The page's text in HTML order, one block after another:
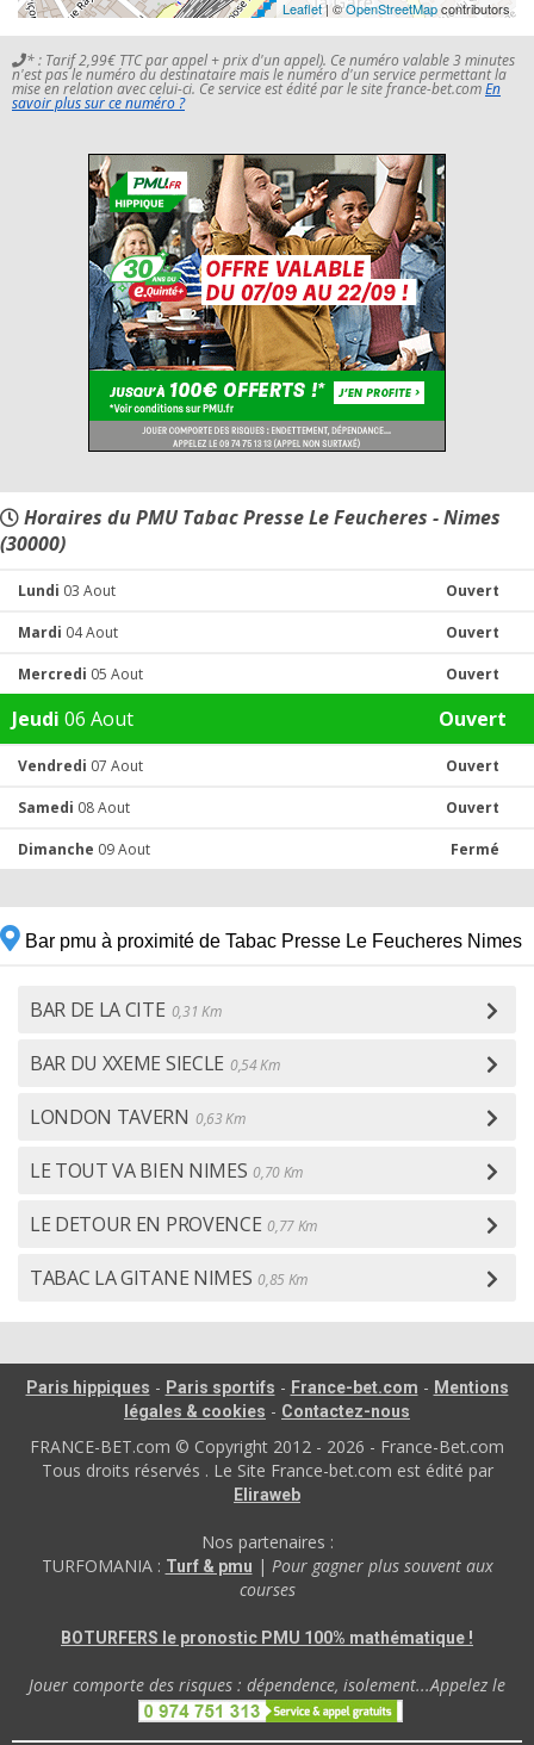
Leaflet| ©OpenStreetMapcontributors
* : Tarif 2,99€ TTC par appel + prix d'un appel). Ce numéro valable 3 minutes
n'est pas le numéro du destinataire mais le numéro d'un service permettant la
mise en relation avec celui-ci. Ce service est édité par le site france-bet.comEn
savoir plus sur ce numéro ?
Horaires du PMU Tabac Presse Le Feucheres - Nimes
(30000)
Lundi 03 Aout Ouvert
Mardi 04 Aout Ouvert
Mercredi 05 Aout Ouvert
Jeudi 06 Aout Ouvert
Vendredi 07 Aout Ouvert
Samedi 08 Aout Ouvert
Dimanche 09 Aout Fermé
Bar pmu à proximité de Tabac Presse Le Feucheres Nimes
BAR DE LA CITE 0,31 Km
BAR DU XXEME SIECLE 0,54 Km
LONDON TAVERN 0,63 Km
LE TOUT VA BIEN NIMES 0,70 Km
LE DETOUR EN PROVENCE 0,77 Km
TABAC LA GITANE NIMES 0,85 Km
Paris hippiques - Paris sportifs - France-bet.com - Mentions
légales & cookies - Contactez-nous
FRANCE-BET.com © Copyright 2012 - 2026 - France-Bet.com
Tous droits réservés . Le Site France-bet.com est édité par
Eliraweb
Nos partenaires :
TURFOMANIA : Turf & pmu | Pour gagner plus souvent aux
courses
BOTURFERS le pronostic PMU 100% mathématique !
Jouer comporte des risques : dépendence, isolement...Appelez le